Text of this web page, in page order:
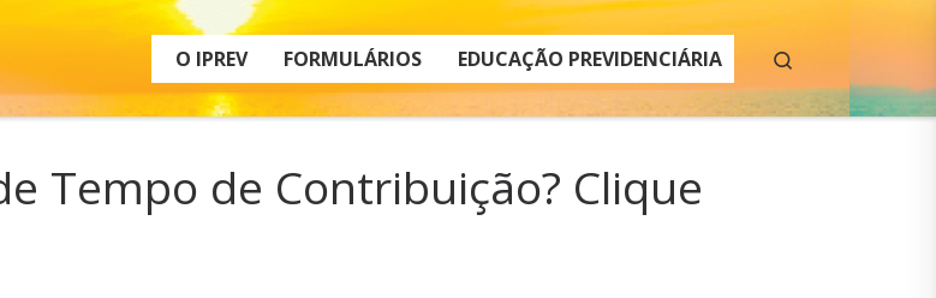
O IPREV FORMULÁRIOS EDUCAÇÃO PREVIDENCIÁRIA
Tempo de Contribuição? Clique